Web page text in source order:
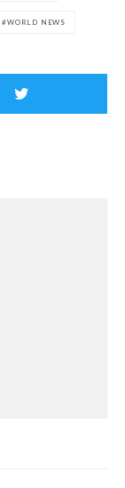
WORLD NEWS